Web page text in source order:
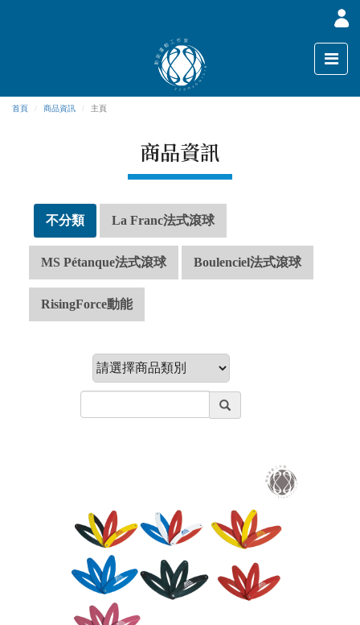
首頁 商品資訊 主頁
商品資訊
不分類 La Franc法式滾球
MS Pétanque法式滾球 Boulenciel法式滾球
RisingForce動能